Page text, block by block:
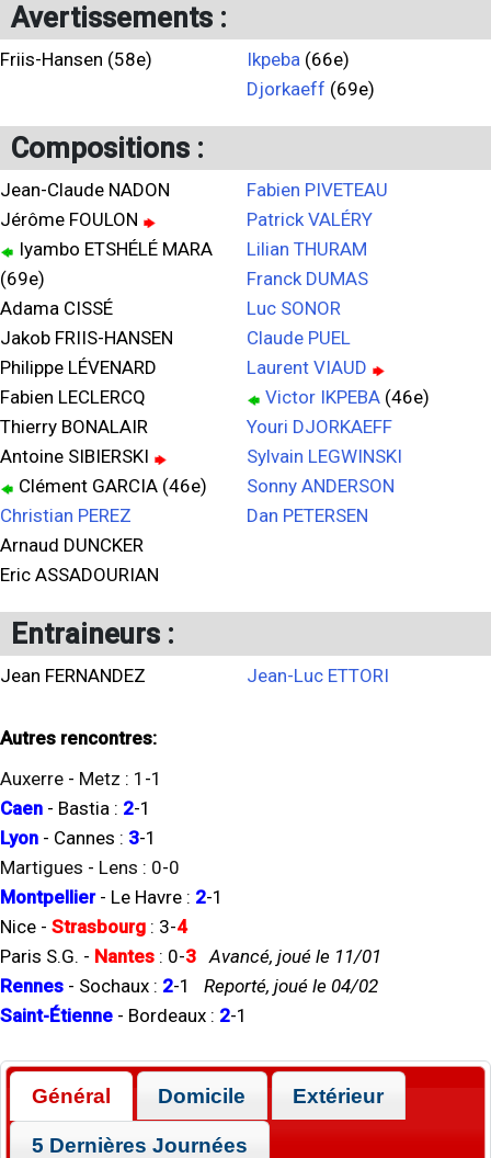
Avertissements :
Friis-Hansen (58e) Ikpeba (66e)
Djorkaeff (69e)
Compositions :
Jean-Claude NADON
Jérôme FOULON
Iyambo ETSHÉLÉ MARA
(69e)
Adama CISSÉ
Jakob FRIIS-HANSEN
Philippe LÉVENARD
Fabien LECLERCQ
Thierry BONALAIR
Antoine SIBIERSKI
Clément GARCIA (46e)
Christian PEREZ
Arnaud DUNCKER
Eric ASSADOURIAN
Fabien PIVETEAU
Patrick VALÉRY
Lilian THURAM
Franck DUMAS
Luc SONOR
Claude PUEL
Laurent VIAUD
Victor IKPEBA (46e)
Youri DJORKAEFF
Sylvain LEGWINSKI
Sonny ANDERSON
Dan PETERSEN
Entraineurs :
Jean FERNANDEZ Jean-Luc ETTORI
Autres rencontres:
Auxerre - Metz : 1 -1
Caen - Bastia : 2-1
Lyon - Cannes : 3-1
Martigues - Lens : 0-0
Montpellier- Le Havre : 2-1
Nice - Strasbourg : 3-4
Paris S.G. - Nantes : 0-3 Avancé, joué le 11/01
Rennes - Sochaux : 2-1
Reporté, joué le 04/02
Saint-Étienne - Bordeaux : 2-1
Général Domicile Extérieur
5 Dernières Journées